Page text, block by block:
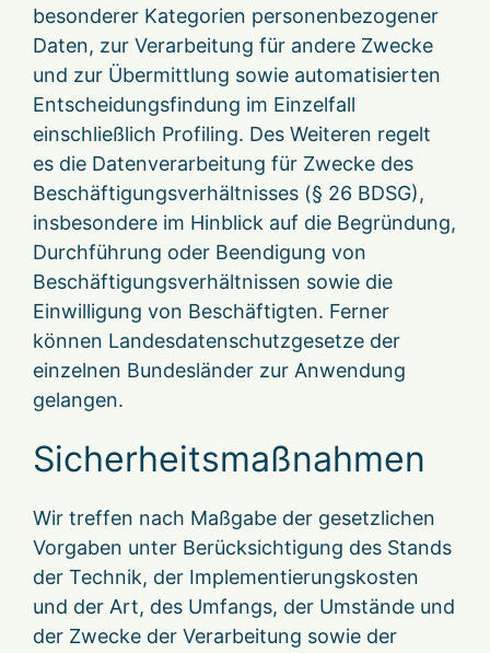
besonderer Kategorien personenbezogener
Daten, zur Verarbeitung für andere Zwecke
und zur Übermittlung sowie automatisierten
Entscheidungsfindung im Einzelfall
einschließlich Profiling. Des Weiteren regelt
es die Datenverarbeitung für Zwecke des
Beschäftigungsverhältnisses (§ 26 BDSG),
insbesondere im Hinblick auf die Begründung,
Durchführung oder Beendigung von
Beschäftigungsverhältnissen sowie die
Einwilligung von Beschäftigten. Ferner
können Landesdatenschutzgesetze der
einzelnen Bundesländer zur Anwendung
gelangen.
Sicherheitsmaßnahmen
Wir treffen nach Maßgabe der gesetzlichen
Vorgaben unter Berücksichtigung des Stands
der Technik, der Implementierungskosten
und der Art, des Umfangs, der Umstände und
der Zwecke der Verarbeitung sowie der